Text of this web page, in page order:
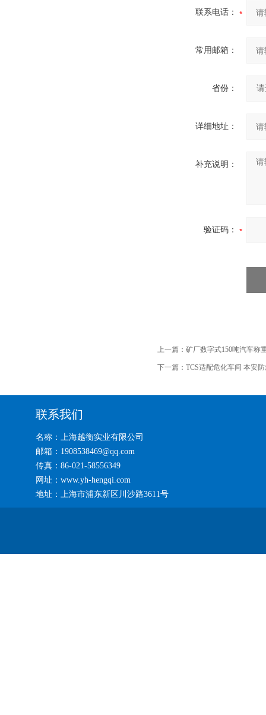
联系电话：
常用邮箱：
省份：
详细地址：
补充说明：
验证码：
上一篇： 矿厂数字式150吨汽车称
下一篇： TCS适配危化车间 本安
联系我们
名称：上海越衡实业有限公司
邮箱：1908538469@qq.com
传真：86-021-58556349
网址：www.yh-hengqi.com
地址：上海市浦东新区川沙路3611号